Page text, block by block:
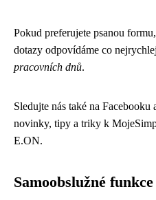
Pokud preferujete psanou
dotazy odpovídáme co
pracovních dnů.
Sledujte nás také na Facebooku
novinky, tipy a triky k
E.ON.
Samoobslužné